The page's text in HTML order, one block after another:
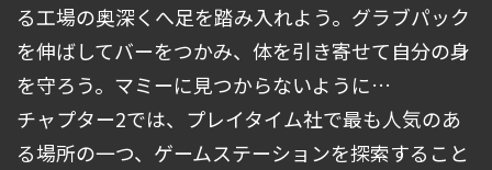
る工場の奥深くへ足を踏み入れよう。グラブパック
を伸ばしてバーをつかみ、体を引き寄せて自分の身
を守ろう。マミーに見つからないように…
チャプター2では、プレイタイム社で最も人気のあ
る場所の一つ、ゲームステーションを探索すること